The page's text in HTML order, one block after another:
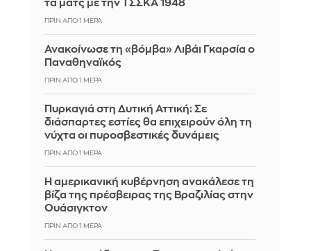
τα ματς με την ΤΣΣΚΑ 1948
ΠΡΙΝ ΑΠΌ 1 ΜΈΡΑ
Ανακοίνωσε τη «βόμβα» Λιβάι Γκαρσία ο
Παναθηναϊκός
ΠΡΙΝ ΑΠΌ 1 ΜΈΡΑ
Πυρκαγιά στη Δυτική Αττική: Σε
διάσπαρτες εστίες θα επιχειρούν όλη τη
νύχτα οι πυροσβεστικές δυνάμεις
ΠΡΙΝ ΑΠΌ 1 ΜΈΡΑ
Η αμερικανική κυβέρνηση ανακάλεσε τη
βίζα της πρέσβειρας της Βραζιλίας στην
Ουάσιγκτον
ΠΡΙΝ ΑΠΌ 1 ΜΈΡΑ